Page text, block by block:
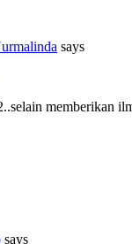
says
memberikan
says